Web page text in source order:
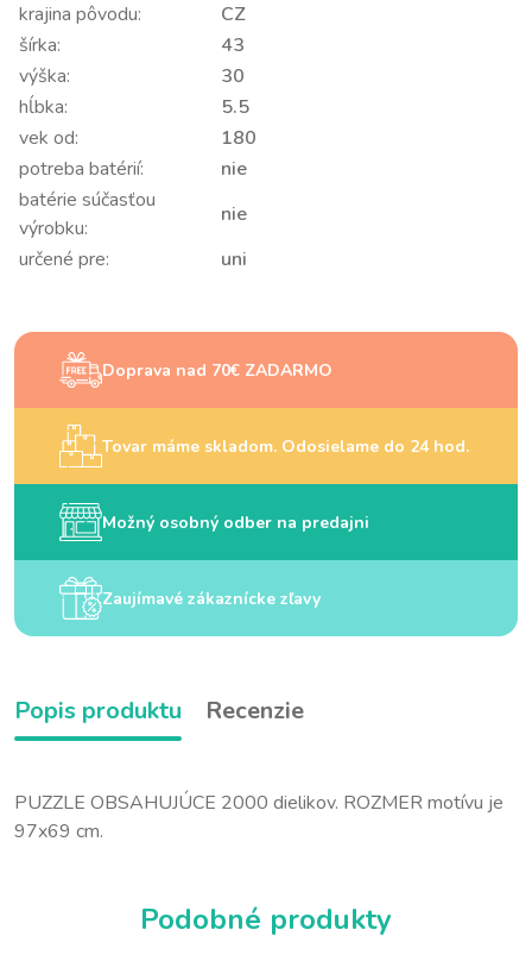
krajina pôvodu:
CZ
šírka:
43
výška:
30
hĺbka:
5.5
vek od:
180
potreba batérií:
nie
batérie súčasťou
výrobku:
nie
určené pre:
uni
Doprava nad 70€ ZADARMO
Tovar máme skladom. Odosielame do 24 hod.
Možný osobný odber na predajni
Zaujímavé zákaznícke zľavy
Popis produktu Recenzie
PUZZLE OBSAHUJÚCE 2000 dielikov. ROZMER motívu je
97x69 cm.
Podobné produkty